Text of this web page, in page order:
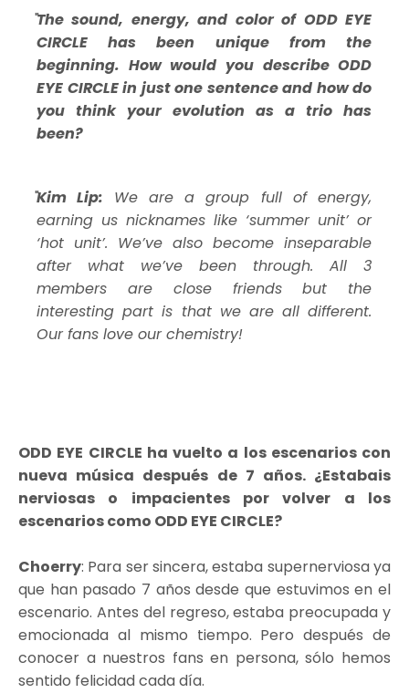
The sound, energy, and color of ODD EYE
CIRCLE has been unique from the
beginning. How would you describe ODD
EYE CIRCLE in just one sentence and how do
you think your evolution as a trio has
been?
Kim Lip: We are a group full of energy,
earning us nicknames like ‘summer unit’ or
‘hot unit’. We’ve also become inseparable
after what we’ve been through. All 3
members are close friends but the
interesting part is that we are all different.
Our fans love our chemistry!
ODD EYE CIRCLE ha vuelto a los escenarios con
nueva música después de 7 años. ¿Estabais
nerviosas o impacientes por volver a los
escenarios como ODD EYE CIRCLE?
Choerry: Para ser sincera, estaba supernerviosa ya
que han pasado 7 años desde que estuvimos en el
escenario. Antes del regreso, estaba preocupada y
emocionada al mismo tiempo. Pero después de
conocer a nuestros fans en persona, sólo hemos
sentido felicidad cada día.